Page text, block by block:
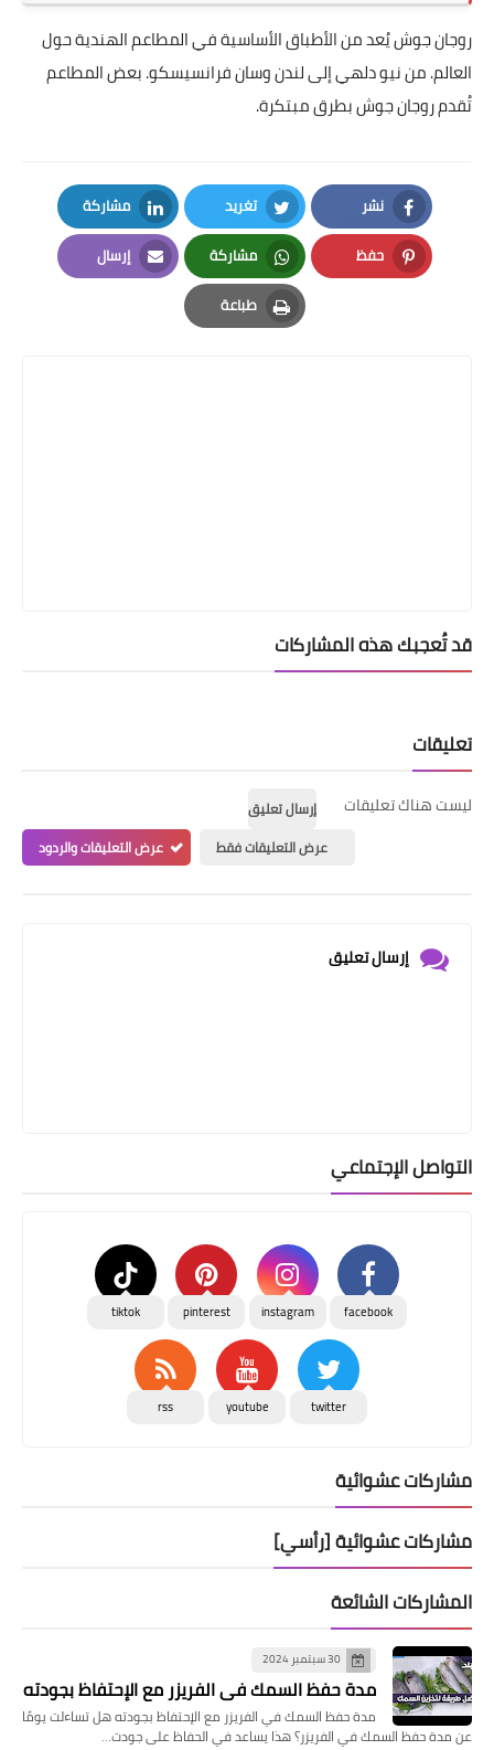
روجان جوش يُعد من الأطباق الأساسية في المطاعم الهندية حول
العالم. من نيو دلهي إلى لندن وسان فرانسيسكو. بعض المطاعم
تُقدم روجان جوش بطرق مبتكرة.
نشر
Facebook
تغريد
Twitter
مشاركة
LinkedIn
حفظ
Pinterest
مشاركة
Whatsapp
إرسال
Email
طباعة
Print
قد تُعجبك هذه المشاركات
تعليقات
ليست هناك تعليقات
إرسال تعليق
عرض التعليقات فقط
عرض التعليقات والردود
إرسال تعليق
التواصل الإجتماعي
facebook
instagram
pinterest
tiktok
twitter
youtube
rss
مشاركات عشوائية
مشاركات عشوائية [رأسي]
المشاركات الشائعة
30 سبتمبر 2024
مدة حفظ السمك في الفريزر مع الإحتفاظ بجودته
مدة حفظ السمك في الفريزر مع الإحتفاظ بجودته هل تساءلت يومًا
عن مدة حفظ السمك في الفريزر؟ هذا يساعد في الحفاظ على جودت…